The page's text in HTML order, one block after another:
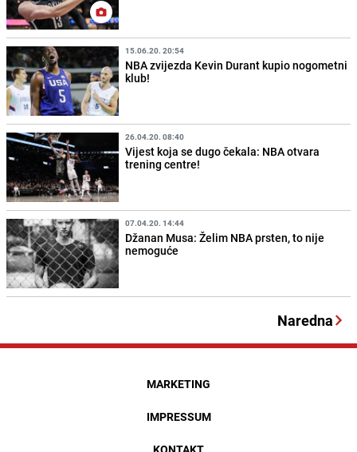
15.06.20. 20:54
NBA zvijezda Kevin Durant kupio nogometni
klub!
26.04.20. 08:40
Vijest koja se dugo čekala: NBA otvara
trening centre!
07.04.20. 14:44
Džanan Musa: Želim NBA prsten, to nije
nemoguće
Naredna
MARKETING
IMPRESSUM